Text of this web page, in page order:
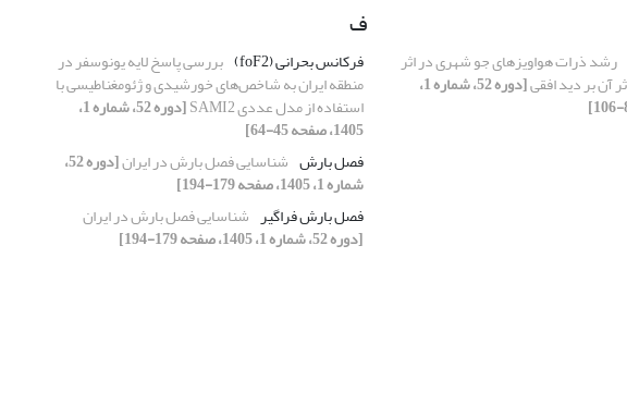
رشد ذرات هواویزهای جو شهری در اثر
آن بر دید افقی [دوره 52، شماره 1،
ف
فرکانس بحرانی (foF2) بررسی پاسخ لایه یونوسفر در
منطقه ایران به شاخص‌های خورشیدی و ژئومغناطیسی با
استفاده از مدل عددی SAMI2 [دوره 52، شماره 1،
1405، صفحه 45-64]
فصل بارش شناسایی فصل بارش در ایران [دوره 52،
شماره 1، 1405، صفحه 179-194]
فصل بارش فراگیر شناسایی فصل بارش در ایران
[دوره 52، شماره 1، 1405، صفحه 179-194]